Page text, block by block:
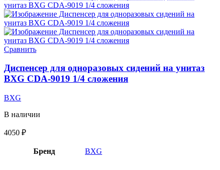
Сравнить
Диспенсер для одноразовых сидений на унитаз
BXG CDA-9019 1/4 сложения
BXG
В наличии
4050 ₽
Бренд BXG